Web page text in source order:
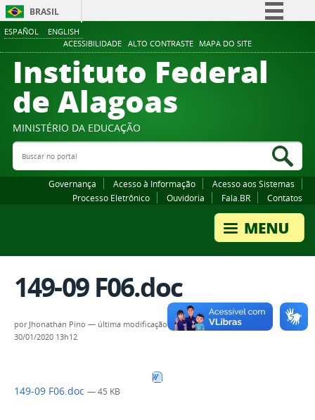
ESPAÑOL ENGLISH
ACESSIBILIDADE ALTO CONTRASTE MAPA DO SITE
BRASIL
Comunica BR
Participe
Canais
Instituto Federal
de Alagoas
MINISTÉRIO DA EDUCAÇÃO
Buscar no portal
Governança Acesso à Informação
Acesso aos Sistemas
Processo Eletrônico
Ouvidoria Fala.BR Contatos
149-09 F06.doc
por Jhonathan Pino — última modificação
30/01/2020 13h12
149-09 F06.doc — 45 KB